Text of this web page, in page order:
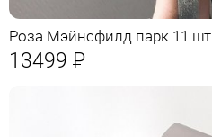
Роза Мэйнсфилд парк 11 шт
13499 Р